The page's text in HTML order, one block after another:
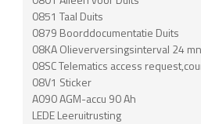
0851 Taal Duits
0879 Boorddocumentatie Duits
08KA Olieverversingsinterval 24
08SC Telematics access
08V1 Sticker
A090 AGM-accu 90 Ah
LEDE Leeruitrusting